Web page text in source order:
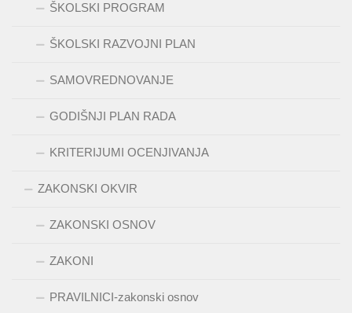
ŠKOLSKI PROGRAM
ŠKOLSKI RAZVOJNI PLAN
SAMOVREDNOVANJE
GODIŠNJI PLAN RADA
KRITERIJUMI OCENJIVANJA
ZAKONSKI OKVIR
ZAKONSKI OSNOV
ZAKONI
PRAVILNICI-zakonski osnov